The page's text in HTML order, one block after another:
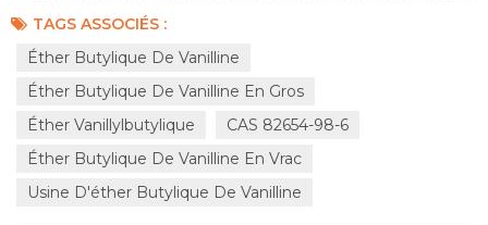
TAGS ASSOCIÉS :
Éther Butylique De Vanilline
Éther Butylique De Vanilline En Gros
Éther Vanillylbutylique
CAS 82654-98-6
Éther Butylique De Vanilline En Vrac
Usine D'éther Butylique De Vanilline